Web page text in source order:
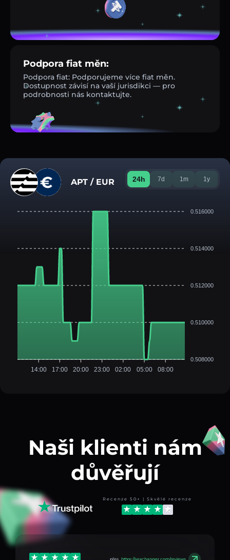
Podpora fiat měn:
Podpora fiat: Podporujeme více fiat měn.
Dostupnost závisí na vaší jurisdikci — pro
podrobnosti nás kontaktujte.
APT / EUR 24h 7d 1m 1y
0.516000
0.514000
0.512000
0.510000
0.508000
14:00 17:00 20:00 23:00 02:00 05:00 08:00
Naši klienti nám
důvěřují
Recenze 50+ | Skvělé recenze
přes https://aexchanger.com/reviews